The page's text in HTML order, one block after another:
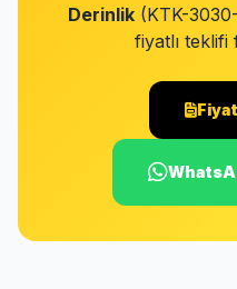
Derinlik(KTK-
fiyatlı teklifi